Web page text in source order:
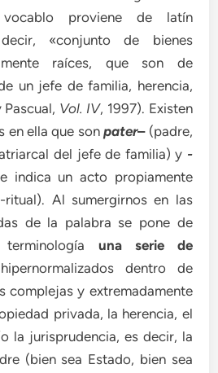
vocablo proviene de latín
«conjunto de bienes
raíces, que son de
un jefe de familia, herencia,
Vol. IV, 1997). Existen
en ella que sonpater–(padre,
del jefe de familia) y -
indica un acto propiamente
Al sumergirnos en las
de la palabra se pone de
una serie de
dentro de
complejas y extremadamente
privada, la herencia, el
la jurisprudencia, es decir, la
(bien sea Estado, bien sea